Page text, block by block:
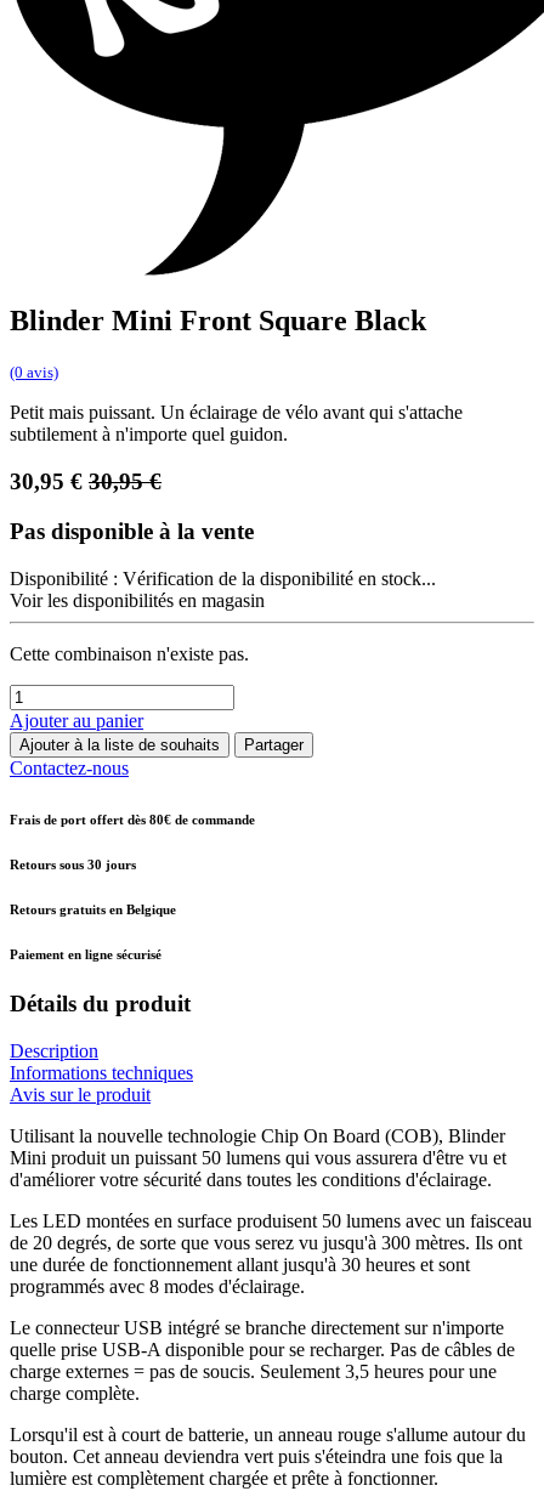
Blinder Mini Front Square Black
(0 avis)
Petit mais puissant. Un éclairage de vélo avant qui s'attache
subtilement à n'importe quel guidon.
30,95 € 30,95€
Pas disponible à la vente
Disponibilité : Vérification de la disponibilité en stock...
Voir les disponibilités en magasin
Cette combinaison n'existe pas.
Ajouter au panier
Ajouter à la liste de souhaits Partager
Contactez-nous
Frais de port offert dès 80€ de commande
Retours sous 30 jours
Retours gratuits en Belgique
Paiement en ligne sécurisé
Détails du produit
Description
Informations techniques
Avis sur le produit
Utilisant la nouvelle technologie Chip On Board (COB), Blinder
Mini produit un puissant 50 lumens qui vous assurera d'être vu et
d'améliorer votre sécurité dans toutes les conditions d'éclairage.
Les LED montées en surface produisent 50 lumens avec un faisceau
de 20 degrés, de sorte que vous serez vu jusqu'à 300 mètres. Ils ont
une durée de fonctionnement allant jusqu'à 30 heures et sont
programmés avec 8 modes d'éclairage.
Le connecteur USB intégré se branche directement sur n'importe
quelle prise USB-A disponible pour se recharger. Pas de câbles de
charge externes = pas de soucis. Seulement 3,5 heures pour une
charge complète.
Lorsqu'il est à court de batterie, un anneau rouge s'allume autour du
bouton. Cet anneau deviendra vert puis s'éteindra une fois que la
lumière est complètement chargée et prête à fonctionner.